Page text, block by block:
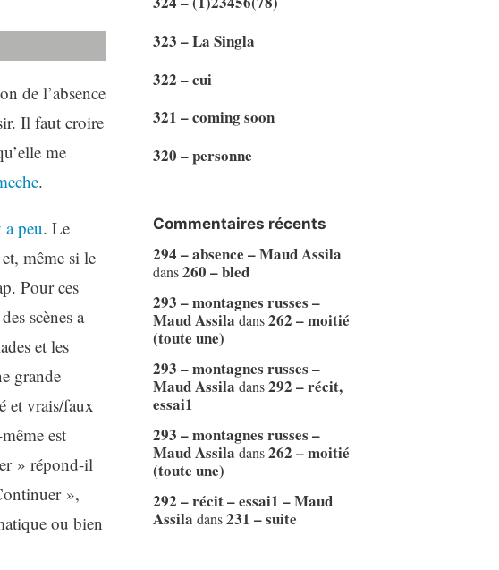
de l’absence
Il faut croire
me
.
peu. Le
même si le
Pour ces
scènes a
et les
grande
et vrais/faux
est
» répond-il
»,
ou bien
323 – La Singla
322 – cui
321 – coming soon
320 – personne
Commentaires récents
294 – absence – Maud Assila
dans260 – bled
293 – montagnes russes –
Maud Assila dans262 – moitié
(toute une)
293 – montagnes russes –
Maud Assila dans292 – récit,
essai1
293 – montagnes russes –
Maud Assila dans262 – moitié
(toute une)
292 – récit – essai1 – Maud
Assila dans231 – suite